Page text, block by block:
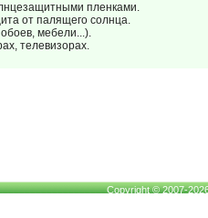
пленками.
от палящего солнца.
мебели...).
телевизорах.
Copyright © 2007-